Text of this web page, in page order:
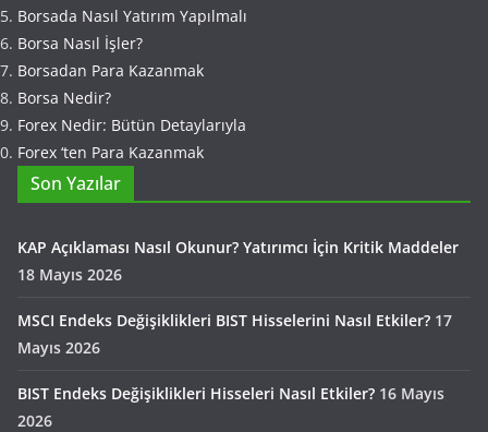
Borsada Nasıl Yatırım Yapılmalı
Borsa Nasıl İşler?
Borsadan Para Kazanmak
Borsa Nedir?
Forex Nedir: Bütün Detaylarıyla
Forex ‘ten Para Kazanmak
Son Yazılar
KAP Açıklaması Nasıl Okunur? Yatırımcı İçin Kritik Maddeler
18 Mayıs 2026
MSCI Endeks Değişiklikleri BIST Hisselerini Nasıl Etkiler? 17
Mayıs 2026
BIST Endeks Değişiklikleri Hisseleri Nasıl Etkiler? 16 Mayıs
2026